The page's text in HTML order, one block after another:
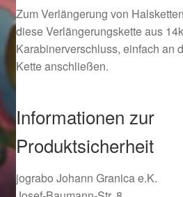
Ostergeschenke finden für Ostern
Ostergeschenke finden für Ostern
Ostergeschenke finden für Ostern
Ostergeschenke finden für Ostern
Ostergeschenke finden für Ostern
Zum Verlängerung von
diese Verlängerungskette aus
Karabinerverschluss, einfach an
Kette anschließen.
Informationen zur
Produktsicherheit
jograbo Johann Granica e.K.